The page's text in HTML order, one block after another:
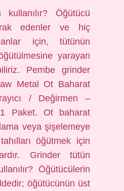
Öğütücü
edenler ve hiç
için, tütünün
yarayan
Pembe grinder
Metal Ot Baharat
/ Değirmen –
Paket. Ot baharat
veya şişelemeye
öğütmek için
Grinder tütün
Öğütücülerin
öğütücünün üst